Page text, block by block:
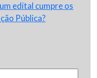
edital cumpre os
Pública?